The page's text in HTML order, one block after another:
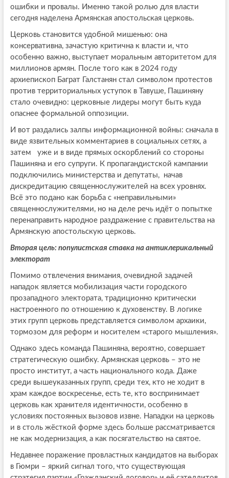
ошибки и провалы. Именно такой ролью для власти
сегодня наделена Армянская апостольская церковь.
Церковь становится удобной мишенью: она
консервативна, зачастую критична к власти и, что
особенно важно, выступает моральным авторитетом для
миллионов армян. После того как в 2024 году
архиепископ Баграт Галстанян стал символом протестов
против территориальных уступок в Тавуше, Пашиняну
стало очевидно: церковные лидеры могут быть куда
опаснее формальной оппозиции.
И вот раздались залпы информационной войны: сначала в
виде язвительных комментариев в социальных сетях, а
затем уже и в виде прямых оскорблений со стороны
Пашиняна и его супруги. К пропагандистской кампании
подключились министерства и депутаты, начав
дискредитацию священнослужителей на всех уровнях.
Всё это подано как борьба с «неправильными»
священнослужителями, но на деле речь идёт о попытке
перенаправить народное раздражение с правительства на
Армянскую апостольскую церковь.
Вторая цель: популистская ставка на антиклерикальный
электорат
Помимо отвлечения внимания, очевидной задачей
нападок является мобилизация части городского
прозападного электората, традиционно критически
настроенного по отношению к духовенству. В логике
этих групп церковь представляется символом архаики,
тормозом для реформ и носителем «старого мышления».
Однако здесь команда Пашиняна, вероятно, совершает
стратегическую ошибку. Армянская церковь – это не
просто институт, а часть национального кода. Даже
среди вышеуказанных групп, среди тех, кто не ходит в
храм каждое воскресенье, есть те, кто воспринимает
церковь как хранителя идентичности, особенно в
условиях постоянных вызовов извне. Нападки на церковь
и в столь жёсткой форме здесь больше рассматривается
не как модернизация, а как посягательство на святое.
Недавнее поражение провластных кандидатов на выборах
в Гюмри – яркий сигнал того, что существующая